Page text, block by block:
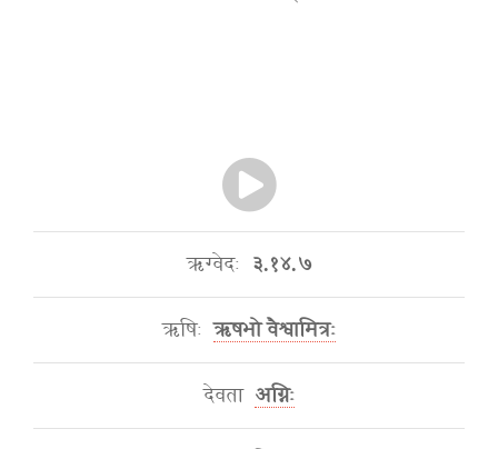
ऋग्वेदः ३.१४.७
ऋषिः ऋषभो वैश्वामित्रः
देवता अग्निः